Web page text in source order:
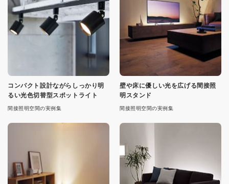
コンパクト設計ながらしっかり明
るい光色切替型スポットライト
間接照明空間の実例集
壁や床に優しい光を広げる間接照
明スタンド
間接照明空間の実例集